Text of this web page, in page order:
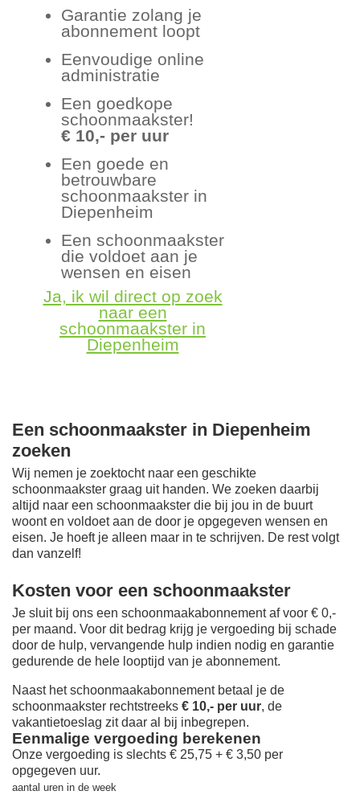
Garantie zolang je
abonnement loopt
Eenvoudige online
administratie
Een goedkope
schoonmaakster!
€ 10,- per uur
Een goede en
betrouwbare
schoonmaakster in
Diepenheim
Een schoonmaakster
die voldoet aan je
wensen en eisen
Ja, ik wil direct op zoek
naar een
schoonmaakster in
Diepenheim
Een schoonmaakster in Diepenheim
zoeken
Wij nemen je zoektocht naar een geschikte
schoonmaakster graag uit handen. We zoeken daarbij
altijd naar een schoonmaakster die bij jou in de buurt
woont en voldoet aan de door je opgegeven wensen en
eisen. Je hoeft je alleen maar in te schrijven. De rest volgt
dan vanzelf!
Kosten voor een schoonmaakster
Je sluit bij ons een schoonmaakabonnement af voor € 0,-
per maand. Voor dit bedrag krijg je vergoeding bij schade
door de hulp, vervangende hulp indien nodig en garantie
gedurende de hele looptijd van je abonnement.
Naast het schoonmaakabonnement betaal je de
schoonmaakster rechtstreeks € 10,- per uur, de
vakantietoeslag zit daar al bij inbegrepen.
Eenmalige vergoeding berekenen
Onze vergoeding is slechts € 25,75 + € 3,50 per
opgegeven uur.
aantal uren in de week